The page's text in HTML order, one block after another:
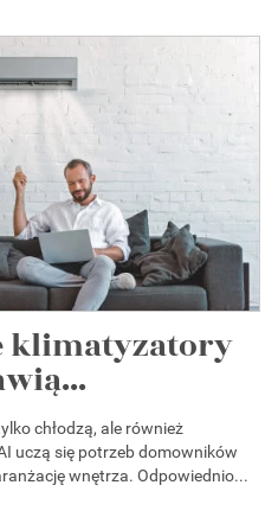
klimatyzatory
chłodzą, ale również
uczą się potrzeb domowników
wnętrza. Odpowiednio...